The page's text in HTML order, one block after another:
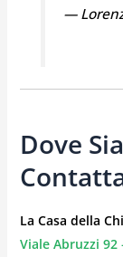
—
Dove
La Casa della
Viale Abruzzi 92